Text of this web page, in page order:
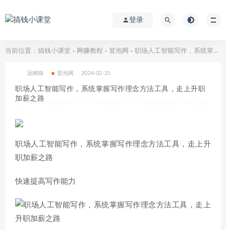
登录
当前位置： 搞钱小课堂 > 网赚教程 > 冒泡网 > 职场人工智能写作，系统掌握写作理念方法工具，走上升职加薪之路
汤姆猫 冒泡网 2024-02-25
职场人工智能写作，系统掌握写作理念方法工具，走上升职
加薪之路
职场人工智能写作，系统掌握写作理念方法工具，走上升
职加薪之路
快速提高写作能力